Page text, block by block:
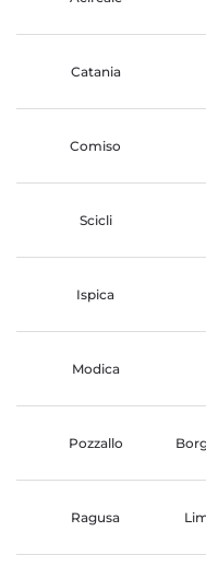
Catania
Comiso
Scicli
Ispica
Modica
Pozzallo
Ragusa